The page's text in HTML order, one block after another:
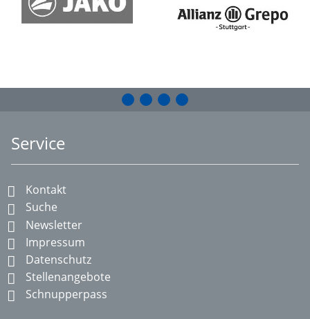
Service
Kontakt
Suche
Newsletter
Impressum
Datenschutz
Stellenangebote
Schnupperpass